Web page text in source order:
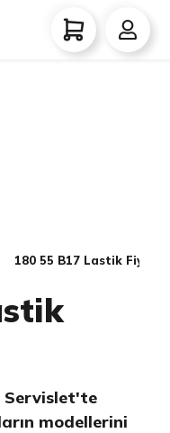
180 55 B17 Lastik
Servislet'te
modellerini